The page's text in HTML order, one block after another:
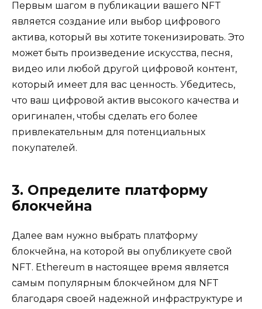
Первым шагом в публикации вашего NFT
является создание или выбор цифрового
актива, который вы хотите токенизировать. Это
может быть произведение искусства, песня,
видео или любой другой цифровой контент,
который имеет для вас ценность. Убедитесь,
что ваш цифровой актив высокого качества и
оригинален, чтобы сделать его более
привлекательным для потенциальных
покупателей.
3. Определите платформу
блокчейна
Далее вам нужно выбрать платформу
блокчейна, на которой вы опубликуете свой
NFT. Ethereum в настоящее время является
самым популярным блокчейном для NFT
благодаря своей надежной инфраструктуре и